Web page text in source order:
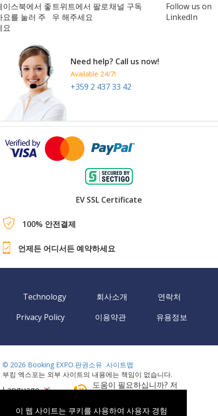
이 웹 사이트는 쿠키를 사용하여 사용자 경험
이스북에서 좋
요를 눌러 주
요
트위트에서 팔로
우 해주세요
채널 구독
Follow us on
LinkedIn
Need help? Call us now!
Available 24/7!
+359 2 437 33 42
EV SSL Certificate
100% 안전결제
언제든 어디서든 예약하세요
Technology 회사소개
연락처
Privacy Policy
이용약관 유용정보
© 2026 Booking EXPO.판권소유 사이트맵
부킹 엑스포는 외부 사이트의 내용에는 책임이 없습니다.
Language
도움이 필요하십니까? 저
24시간 대기중